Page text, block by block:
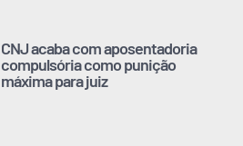
CNJ acaba com aposentadoria
compulsória como punição
máxima para juiz